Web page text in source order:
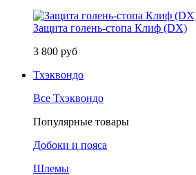
Защита голень-стопа Клиф (DX)
3 800 руб
Тхэквондо
Все Тхэквондо
Популярные товары
Добоки и пояса
Шлемы